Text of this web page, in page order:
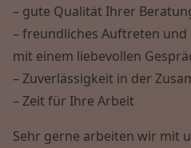
– gute Qualität Ihrer
– freundliches Auftreten
mit einem liebevollen
– Zuverlässigkeit in der
– Zeit für Ihre Arbeit
Sehr gerne arbeiten wir mit